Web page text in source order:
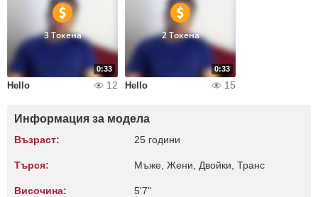
0:33
3 Токена
Hello 12
0:33
2 Токена
Hello 15
Информация за модела
Възраст: 25 години
Търся: Мъже, Жени, Двойки, Транс
Височина: 5'7"